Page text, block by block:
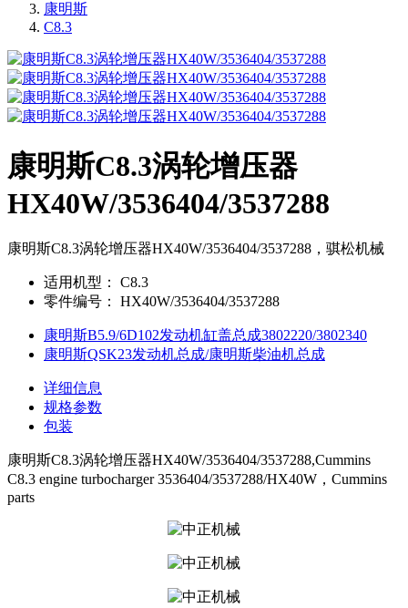
康明斯
C8.3
康明斯C8.3涡轮增压器
HX40W/3536404/3537288
康明斯C8.3涡轮增压器HX40W/3536404/3537288，骐松机械
适用机型：
C8.3
零件编号：
HX40W/3536404/3537288
康明斯B5.9/6D102发动机缸盖总成3802220/3802340
康明斯QSK23发动机总成/康明斯柴油机总成
详细信息
规格参数
包装
康明斯C8.3涡轮增压器HX40W/3536404/3537288,Cummins
C8.3 engine turbocharger 3536404/3537288/HX40W，Cummins
parts